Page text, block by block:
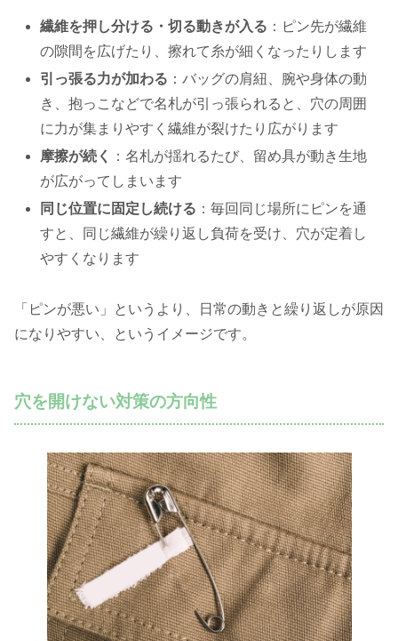
繊維を押し分ける・切る動きが入る ：ピン先が繊維
の隙間を広げたり、擦れて糸が細くなったりします
引っ張る力が加わる ：バッグの肩紐、腕や身体の動
き、抱っこなどで名札が引っ張られると、穴の周囲
に力が集まりやすく繊維が裂けたり広がります
摩擦が続く
：名札が揺れるたび、留め具が動き生地
が広がってしまいます
同じ位置に固定し続ける ：毎回同じ場所にピンを通
すと、同じ繊維が繰り返し負荷を受け、穴が定着し
やすくなります
「ピンが悪い」というより、日常の動きと繰り返しが原因
になりやすい、というイメージです。
穴を開けない対策の方向性